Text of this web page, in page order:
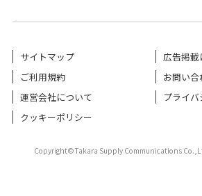
サイトマップ
広告掲載
ご利用規約
お問い合
運営会社について
プライ
クッキーポリシー
Copyright©Takara Supply Communications